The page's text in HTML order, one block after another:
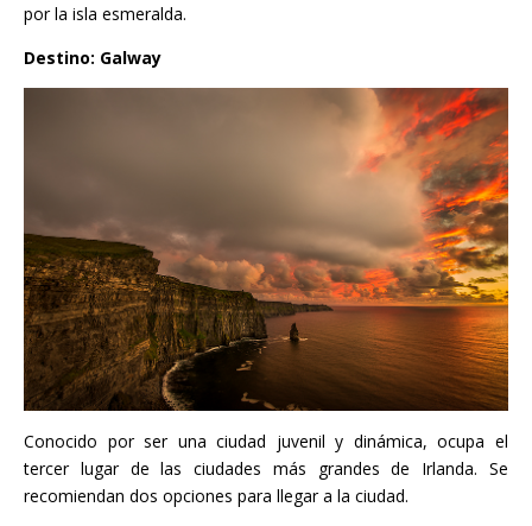
por la isla esmeralda.
Destino: Galway
Conocido por ser una ciudad juvenil y dinámica, ocupa el
tercer lugar de las ciudades más grandes de Irlanda. Se
recomiendan dos opciones para llegar a la ciudad.